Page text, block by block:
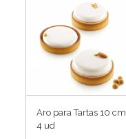
Aro para Tartas 10 cm
4 ud